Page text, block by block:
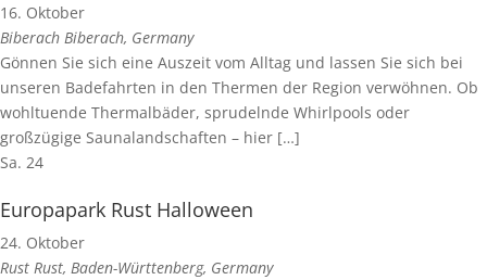
16. Oktober
Biberach Biberach, Germany
Gönnen Sie sich eine Auszeit vom Alltag und lassen Sie sich bei
unseren Badefahrten in den Thermen der Region verwöhnen. Ob
wohltuende Thermalbäder, sprudelnde Whirlpools oder
großzügige Saunalandschaften – hier […]
Sa. 24
Europapark Rust Halloween
24. Oktober
Rust Rust, Baden-Württenberg, Germany